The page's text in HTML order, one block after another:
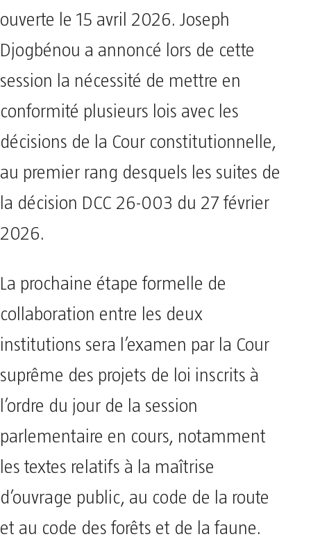
ouverte le 15 avril 2026. Joseph
Djogbénou a annoncé lors de cette
session la nécessité de mettre en
conformité plusieurs lois avec les
décisions de la Cour constitutionnelle,
au premier rang desquels les suites de
la décision DCC 26-003 du 27 février
2026.
La prochaine étape formelle de
collaboration entre les deux
institutions sera l’examen par la Cour
suprême des projets de loi inscrits à
l’ordre du jour de la session
parlementaire en cours, notamment
les textes relatifs à la maîtrise
d’ouvrage public, au code de la route
et au code des forêts et de la faune.